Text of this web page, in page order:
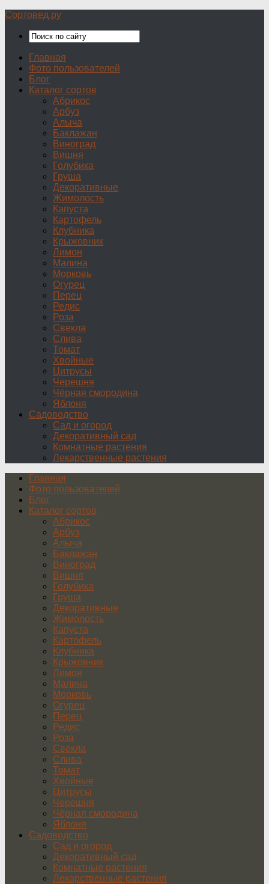
Сортовед.ру
Главная
Фото пользователей
Блог
Каталог сортов
Абрикос
Арбуз
Алыча
Баклажан
Виноград
Вишня
Голубика
Груша
Декоративные
Жимолость
Капуста
Картофель
Клубника
Крыжовник
Лимон
Малина
Морковь
Огурец
Перец
Редис
Роза
Свекла
Слива
Томат
Хвойные
Цитрусы
Черешня
Чёрная смородина
Яблоня
Садоводство
Сад и огород
Декоративный сад
Комнатные растения
Лекарственные растения
Главная
Фото пользователей
Блог
Каталог сортов
Абрикос
Арбуз
Алыча
Баклажан
Виноград
Вишня
Голубика
Груша
Декоративные
Жимолость
Капуста
Картофель
Клубника
Крыжовник
Лимон
Малина
Морковь
Огурец
Перец
Редис
Роза
Свекла
Слива
Томат
Хвойные
Цитрусы
Черешня
Чёрная смородина
Яблоня
Садоводство
Сад и огород
Декоративный сад
Комнатные растения
Лекарственные растения